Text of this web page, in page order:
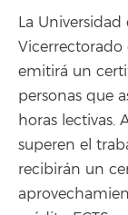
La Universidad
Vicerrectorado
emitirá un
personas que
horas lectivas.
superen el
recibirán un